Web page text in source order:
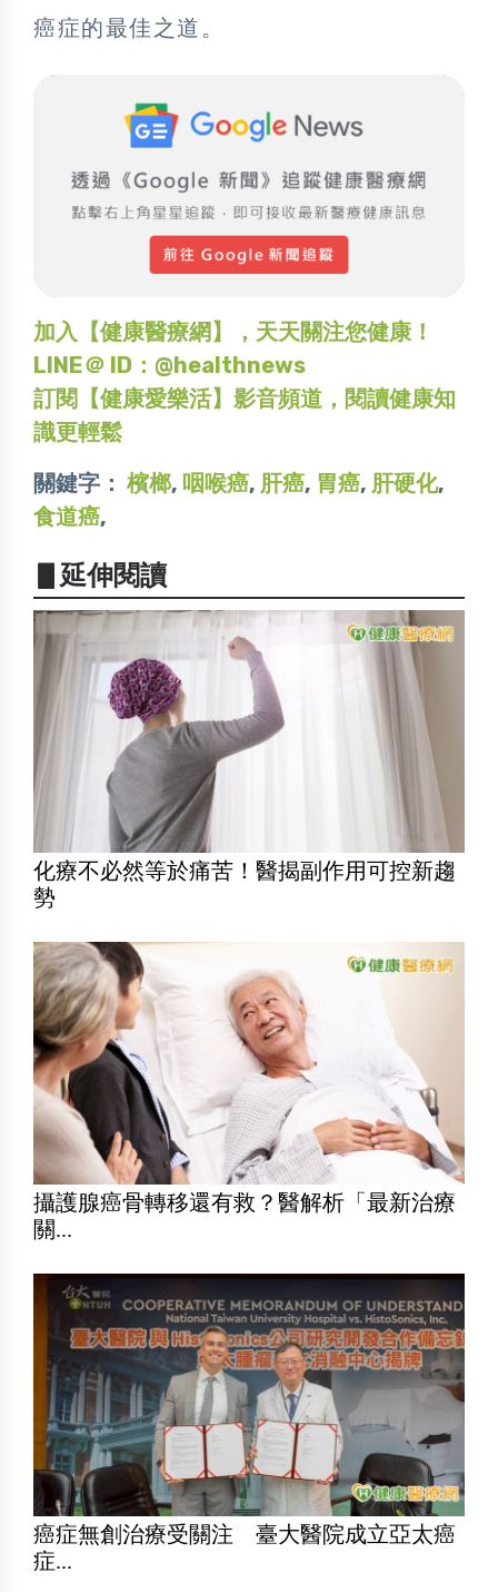
癌症的最佳之道。
加入【健康醫療網】，天天關注您健康！
LINE＠ ID：@healthnews
訂閱【健康愛樂活】影音頻道，閱讀健康知
識更輕鬆
關鍵字： 檳榔, 咽喉癌, 肝癌, 胃癌, 肝硬化,
食道癌,
▋延伸閱讀
化療不必然等於痛苦！醫揭副作用可控新趨
勢
攝護腺癌骨轉移還有救？醫解析「最新治療
關...
癌症無創治療受關注 臺大醫院成立亞太癌
症...